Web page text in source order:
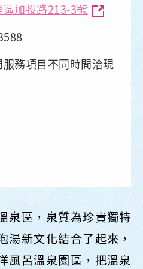
加投路213-3號
務項目不同時間洽現
泉區，泉質為珍貴獨特
湯新文化結合了起來，
風呂溫泉園區，把溫泉